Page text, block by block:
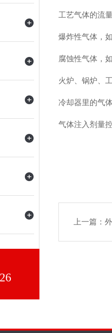
工艺气体的流
爆炸性气体，
腐蚀性气体，
火炉、锅炉、
冷却器里的气
气体注入剂量
上一篇：